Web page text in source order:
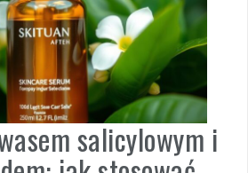
salicylowym i